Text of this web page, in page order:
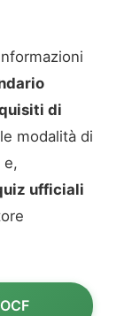
di
modalità di
e,
ufficiali